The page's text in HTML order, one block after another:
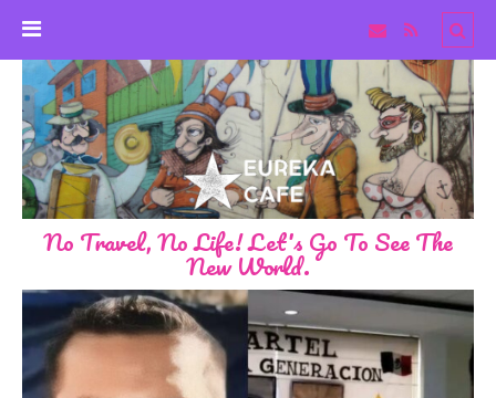
No Travel, No Life! Let's Go To See The
New World.